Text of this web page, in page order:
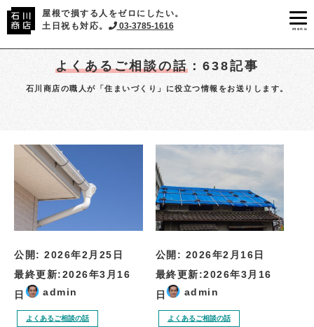
屋根で損する人をゼロにしたい。
土日祝も対応。
03-3785-1616 menu
よくあるご相談の話：638記事
石川商店の職人が「住まいづくり」に役立つ情報をお送りします。
公開: 2026年2月25日
最終更新:2026年3月16
日
admin
よくあるご相談の話
公開: 2026年2月16日
最終更新:2026年3月16
日
admin
よくあるご相談の話